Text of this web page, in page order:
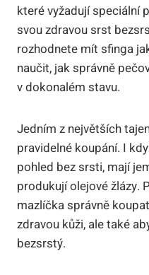
které vyžadují speciální
svou zdravou srst
rozhodnete mít sfinga
naučit, jak správně
v dokonalém stavu.
Jedním z největších
pravidelné koupání. I
pohled bez srsti, mají
produkují olejové žlázy.
mazlíčka správně
zdravou kůži, ale také
bezsrstý.